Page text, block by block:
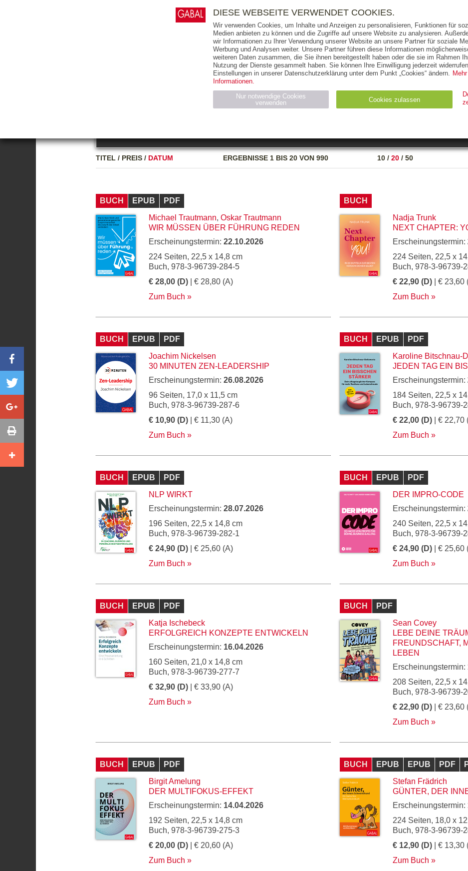
AUSGABEART AUS DER REIHE
TITEL / PREIS / DATUM ERGEBNISSE1 BIS 20 VON 990 10 / 20 / 50
BUCH EPUB
PDF
Michael Trautmann, Oskar Trautmann
WIR MÜSSEN ÜBER FÜHRUNG REDEN
Erscheinungstermin: 22.10.2026
224 Seiten, 22,5 x 14,8 cm
Buch, 978-3-96739-284-5
€ 28,00 (D) | € 28,80 (A)
Zum Buch
BUCH
Nadja Trunk
NEXT CHAPTER:
Erscheinungstermin:
224 Seiten, 22,5 x
Buch, 978-3-96739-
€ 22,90 (D) | € 23,60
Zum Buch
BUCH EPUB
PDF
Joachim Nickelsen
30 MINUTEN ZEN-LEADERSHIP
Erscheinungstermin: 26.08.2026
96 Seiten, 17,0 x 11,5 cm
Buch, 978-3-96739-287-6
€ 10,90 (D) | € 11,30 (A)
Zum Buch
BUCH EPUB
PDF
Karoline Bitschnau-
JEDEN TAG EIN
Erscheinungstermin:
184 Seiten, 22,5 x
Buch, 978-3-96739-
€ 22,00 (D) | € 22,70
Zum Buch
BUCH EPUB
PDF
NLP WIRKT
Erscheinungstermin: 28.07.2026
196 Seiten, 22,5 x 14,8 cm
Buch, 978-3-96739-282-1
€ 24,90 (D) | € 25,60 (A)
Zum Buch
BUCH EPUB
PDF
DER IMPRO-CODE
Erscheinungstermin:
240 Seiten, 22,5 x
Buch, 978-3-96739-
€ 24,90 (D) | € 25,60
Zum Buch
BUCH EPUB
PDF
Katja Ischebeck
ERFOLGREICH KONZEPTE ENTWICKELN
Erscheinungstermin: 16.04.2026
160 Seiten, 21,0 x 14,8 cm
Buch, 978-3-96739-277-7
€ 32,90 (D) | € 33,90 (A)
Zum Buch
BUCH
PDF
Sean Covey
LEBE DEINE
FREUNDSCHAFT,
LEBEN
Erscheinungstermin:
208 Seiten, 22,5 x
Buch, 978-3-96739-
€ 22,90 (D) | € 23,60
Zum Buch
BUCH EPUB
PDF
Birgit Amelung
DER MULTIFOKUS-EFFEKT
Erscheinungstermin: 14.04.2026
192 Seiten, 22,5 x 14,8 cm
Buch, 978-3-96739-275-3
€ 20,00 (D) | € 20,60 (A)
Zum Buch
BUCH EPUB EPUB PDF
Stefan Frädrich
GÜNTER, DER
Erscheinungstermin:
224 Seiten, 18,0 x
Buch, 978-3-96739-
€ 12,90 (D) | € 13,30
Zum Buch
E-BOOKS AUDIO-CDS MP3 NON-BOOKS
THEMEN AUTOREN VERLAG
RIGHTS PRESSE HANDEL FÜR UNTERNEHMEN
DIESE WEBSEITE VERWENDET COOKIES.
Wir verwenden Cookies, um Inhalte und Anzeigen zu personalisieren, Funktionen für
Medien anbieten zu können und die Zugriffe auf unsere Website zu analysieren.
wir Informationen zu Ihrer Verwendung unserer Website an unsere Partner für soziale
Werbung und Analysen weiter. Unsere Partner führen diese Informationen
weiteren Daten zusammen, die Sie ihnen bereitgestellt haben oder die sie im Rahmen
Nutzung der Dienste gesammelt haben. Sie können Ihre Einwilligung jederzeit
Einstellungen in unserer Datenschutzerklärung unter dem Punkt „Cookies“ ändern. Mehr
Informationen.
Nur notwendige Cookies
verwenden
Cookies zulassen
Name Anbieter Zweck Ablauf
CMS_SESSION_ID
gabal-
Wird für die Speicherung der Benutzer-Session verwendet